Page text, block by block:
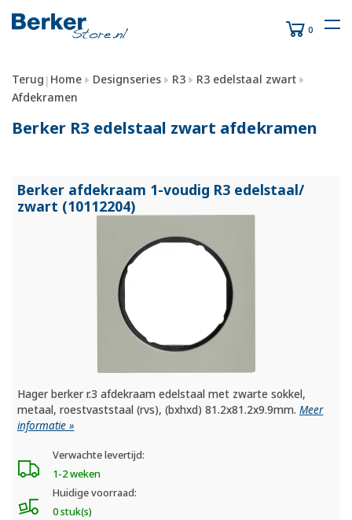
0
Terug | Home Designseries R3
R3 edelstaal zwart
Afdekramen
Berker R3 edelstaal zwart afdekramen
Berker afdekraam 1-voudig R3 edelstaal/
zwart (10112204)
Hager berker r.3 afdekraam edelstaal met zwarte sokkel,
metaal, roestvaststaal (rvs), (bxhxd) 81.2x81.2x9.9mm.Meer
informatie »
Verwachte levertijd:
1-2 weken
Huidige voorraad:
0 stuk(s)